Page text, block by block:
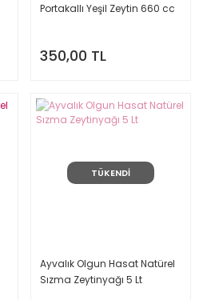
Portakallı Yeşil Zeytin 660 cc
350,00 TL
TÜKENDİ
Ayvalık Olgun Hasat Natürel
Sızma Zeytinyağı 5 Lt